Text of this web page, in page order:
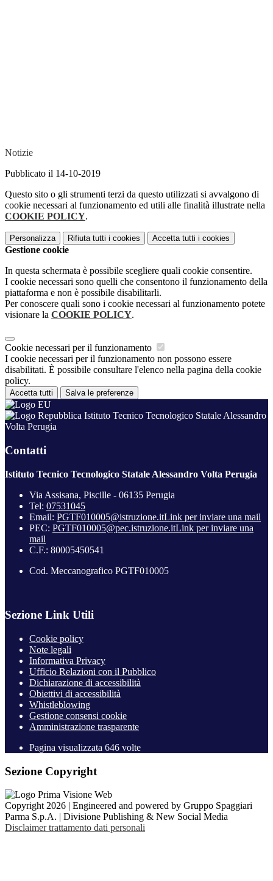
Notizie
Pubblicato il 14-10-2019
Questo sito o gli strumenti terzi da questo utilizzati si avvalgono di
cookie necessari al funzionamento ed utili alle finalità illustrate nella
COOKIE POLICY.
Personalizza Rifiuta tutti i cookies Accetta tutti i cookies
Gestione cookie
In questa schermata è possibile scegliere quali cookie consentire.
I cookie necessari sono quelli che consentono il funzionamento della
piattaforma e non è possibile disabilitarli.
Per conoscere quali sono i cookie necessari al funzionamento potete
visionare la COOKIE POLICY.
Cookie necessari per il funzionamento
I cookie necessari per il funzionamento non possono essere
disabilitati. È possibile consultare l'elenco nella pagina della cookie
policy.
Accetta tutti Salva le preferenze
Istituto Tecnico Tecnologico Statale Alessandro
Volta Perugia
Contatti
Istituto Tecnico Tecnologico Statale Alessandro Volta Perugia
Via Assisana, Piscille - 06135 Perugia
Tel: 07531045
Email: PGTF010005@istruzione.itLink per inviare una mail
PEC: PGTF010005@pec.istruzione.itLink per inviare una
mail
C.F.: 80005450541
Cod. Meccanografico PGTF010005
Sezione Link Utili
Cookie policy
Note legali
Informativa Privacy
Ufficio Relazioni con il Pubblico
Dichiarazione di accessibilità
Obiettivi di accessibilità
Whistleblowing
Gestione consensi cookie
Amministrazione trasparente
Pagina visualizzata 646 volte
Sezione Copyright
Copyright 2026 | Engineered and powered by Gruppo Spaggiari
Parma S.p.A. | Divisione Publishing & New Social Media
Disclaimer trattamento dati personali